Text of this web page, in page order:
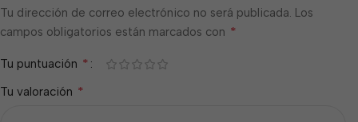
Tu dirección de correo electrónico no será publicada. Los
campos obligatorios están marcados con *
Tu puntuación *
Tu valoración *